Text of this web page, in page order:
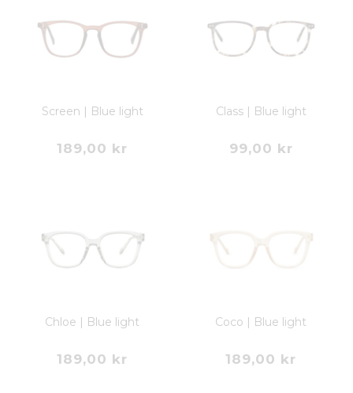
Screen | Blue light
189,00 kr
Class | Blue light
99,00 kr
Chloe | Blue light
189,00 kr
Coco | Blue light
189,00 kr